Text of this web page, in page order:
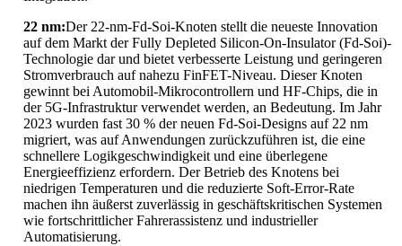
22 nm:Der 22-nm-Fd-Soi-Knoten stellt die neueste Innovation
auf dem Markt der Fully Depleted Silicon-On-Insulator (Fd-Soi)-
Technologie dar und bietet verbesserte Leistung und geringeren
Stromverbrauch auf nahezu FinFET-Niveau. Dieser Knoten
gewinnt bei Automobil-Mikrocontrollern und HF-Chips, die in
der 5G-Infrastruktur verwendet werden, an Bedeutung. Im Jahr
2023 wurden fast 30 % der neuen Fd-Soi-Designs auf 22 nm
migriert, was auf Anwendungen zurückzuführen ist, die eine
schnellere Logikgeschwindigkeit und eine überlegene
Energieeffizienz erfordern. Der Betrieb des Knotens bei
niedrigen Temperaturen und die reduzierte Soft-Error-Rate
machen ihn äußerst zuverlässig in geschäftskritischen Systemen
wie fortschrittlicher Fahrerassistenz und industrieller
Automatisierung.